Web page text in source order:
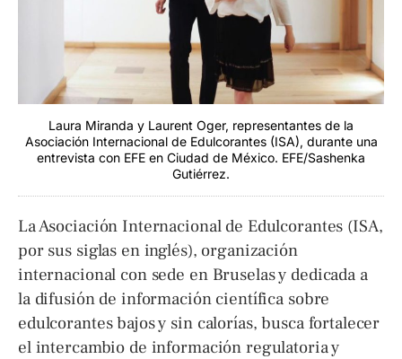
Laura Miranda y Laurent Oger, representantes de la
Asociación Internacional de Edulcorantes (ISA), durante una
entrevista con EFE en Ciudad de México. EFE/Sashenka
Gutiérrez.
La Asociación Internacional de Edulcorantes (ISA,
por sus siglas en inglés), organización
internacional con sede en Bruselas y dedicada a
la difusión de información científica sobre
edulcorantes bajos y sin calorías, busca fortalecer
el intercambio de información regulatoria y